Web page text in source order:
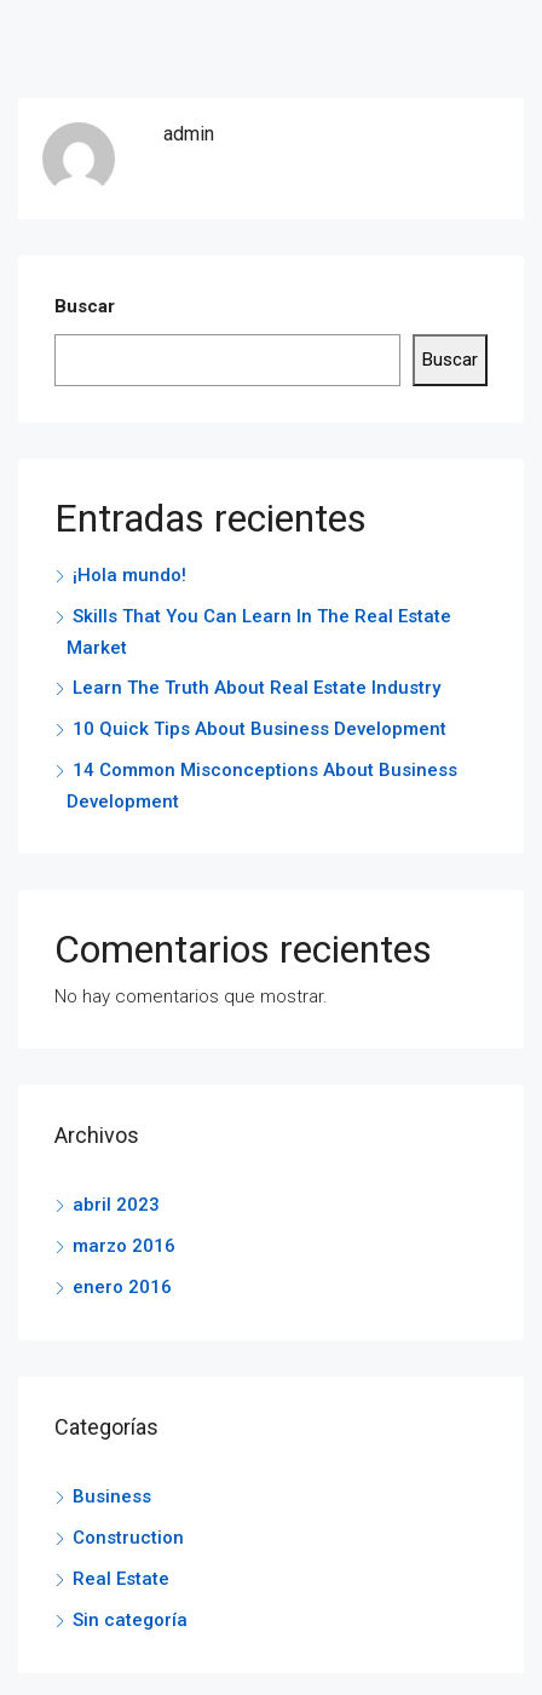
admin
Buscar
Buscar
Entradas recientes
¡Hola mundo!
Skills That You Can Learn In The Real Estate
Market
Learn The Truth About Real Estate Industry
10 Quick Tips About Business Development
14 Common Misconceptions About Business
Development
Comentarios recientes
No hay comentarios que mostrar.
Archivos
abril 2023
marzo 2016
enero 2016
Categorías
Business
Construction
Real Estate
Sin categoría